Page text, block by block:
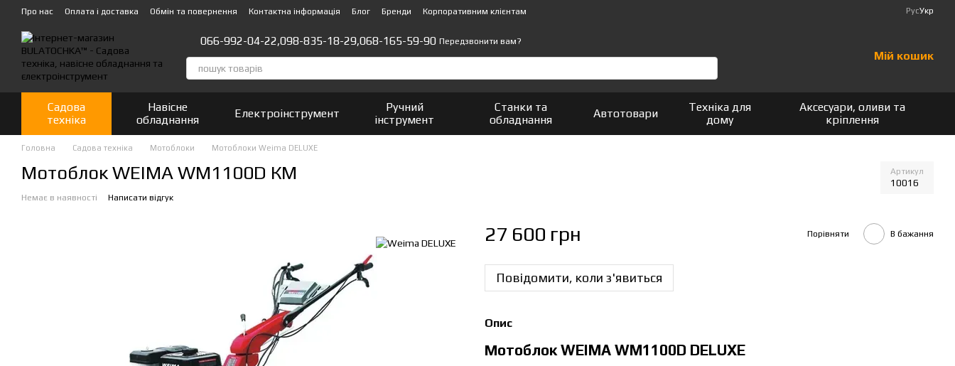
Перейти до основного контенту
Про нас Оплата і доставка Обмін та повернення Контактна інформація Блог Бренди Корпоративним клієнтам РусУкр
066-992-04-22,098-835-18-29,068-165-59-90 Передзвонити вам?
Мій кошик
Садова
техніка
Навісне
обладнання
Електроінструмент
Ручний
інструмент
Станки та
обладнання
Автотовари
Техніка для
дому
Аксесуари, оливи та
кріплення
Головна Садова техніка Мотоблоки Мотоблоки Weima DELUXE
Мотоблок WEIMA WM1100D КМ Артикул
10016
Немає в наявності Написати відгук
27 600 грн Порівняти В бажання
Повідомити, коли з'явиться
Опис
МотоблокWEIMA WM1100D DELUXE